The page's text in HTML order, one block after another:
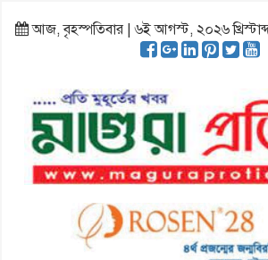
আজ, বৃহস্পতিবার | ৬ই আগস্ট, ২০২৬